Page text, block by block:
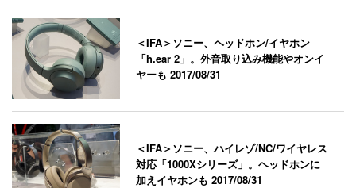
＜IFA＞ソニー、ヘッドホン/イヤホン
「h.ear 2」。外音取り込み機能やオンイ
ヤーも2017/08/31
＜IFA＞ソニー、ハイレゾ/NC/ワイヤレス
対応「1000Xシリーズ」。ヘッドホンに
加えイヤホンも2017/08/31